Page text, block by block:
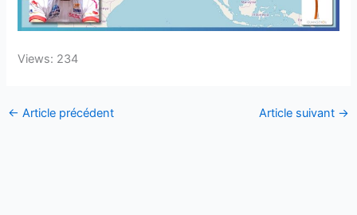
Views: 234
← Article précédent Article suivant →